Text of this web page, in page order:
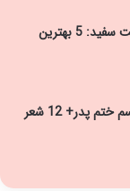
رنگ پیراهن مردانه برای پوست سفید: 5 بهترین
24 بهترین متن سخنرانی مراسم ختم پدر+ 12 شعر